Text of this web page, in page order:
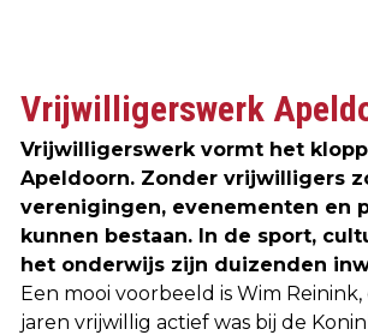
Vrijwilligerswerk
Vrijwilligerswerk vormt het
Apeldoorn. Zonder vrijwilligers
verenigingen, evenementen en
kunnen bestaan. In de sport,
het onderwijs zijn duizenden
Een mooi voorbeeld is Wim
jaren vrijwillig actief was bij de